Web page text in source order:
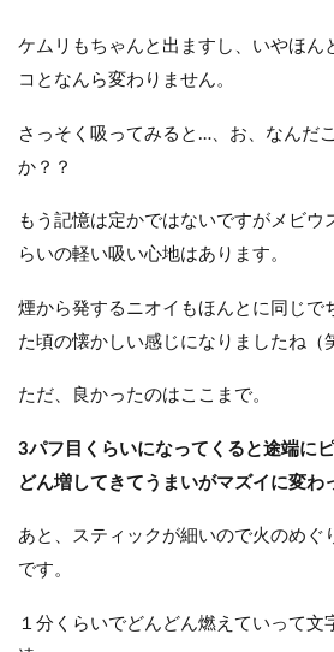
ケムリもちゃんと出ますし、いやほん
コとなんら変わりません。
さっそく吸ってみると…、お、なんだ
か？？
もう記憶は定かではないですがメビウ
らいの軽い吸い心地はあります。
煙から発するニオイもほんとに同じで
た頃の懐かしい感じになりましたね（
ただ、良かったのはここまで。
3パフ目くらいになってくると途端に
どん増してきてうまいがマズイに変わ
あと、スティックが細いので火のめぐ
です。
１分くらいでどんどん燃えていって文